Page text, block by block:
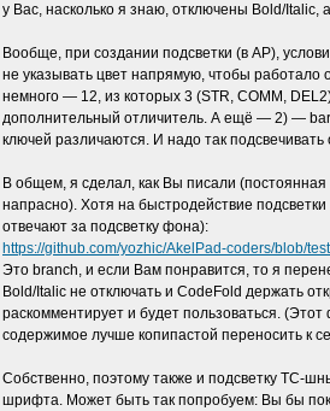
у Вас, насколько я знаю, отключены Bold/Italic,
Вообще, при создании подсветки (в AP),
не указывать цвет напрямую, чтобы работало
немного — 12, из которых 3 (STR, COMM,
дополнительный отличитель. А ещё — 2) —
ключей различаются. И надо так
В общем, я сделал, как Вы писали
напрасно). Хотя на быстродействие
отвечают за подсветку фона):
https://github.com/yozhic/AkelPad-coders/blob/
Это branch, и если Вам понравится, то я
Bold/Italic не отключать и CodeFold держать
раскомментирует и будет пользоваться.
содержимое лучше копипастой переносить к
Собственно, поэтому также и подсветку TC-
шрифта. Может быть так попробуем: Вы бы